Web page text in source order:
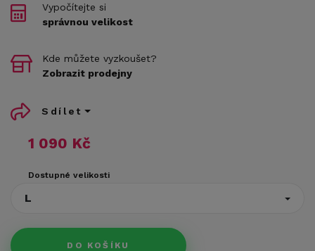
1 090 Kč
Dostupné velikosti
L
DO KOŠÍKU
Vypočítejte si
správnou velikost
Kde můžete vyzkoušet?
Zobrazit prodejny
Sdílet